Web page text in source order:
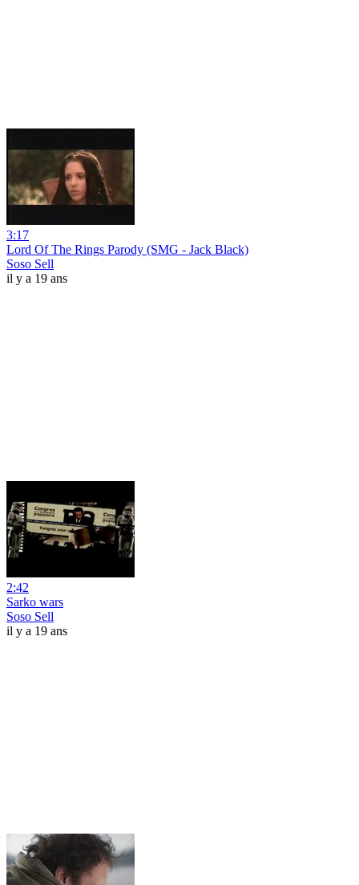
3:17
Lord Of The Rings Parody (SMG - Jack Black)
Soso Sell
il y a 19 ans
2:42
Sarko wars
Soso Sell
il y a 19 ans